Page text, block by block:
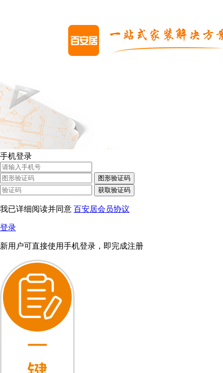
手机登录
图形验证码
获取验证码
我已详细阅读并同意 百安居会员协议
登录
新用户可直接使用手机登录，即完成注册